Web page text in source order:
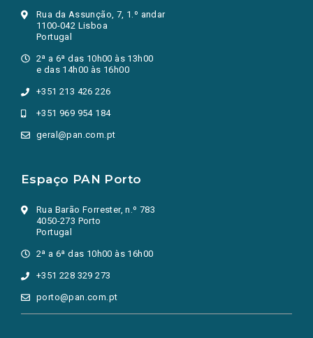
Rua da Assunção, 7, 1.º andar
1100-042 Lisboa
Portugal
2ª a 6ª das 10h00 às 13h00
e das 14h00 às 16h00
+351 213 426 226
+351 969 954 184
geral@pan.com.pt
Espaço PAN Porto
Rua Barão Forrester, n.º 783
4050-273 Porto
Portugal
2ª a 6ª das 10h00 às 16h00
+351 228 329 273
porto@pan.com.pt